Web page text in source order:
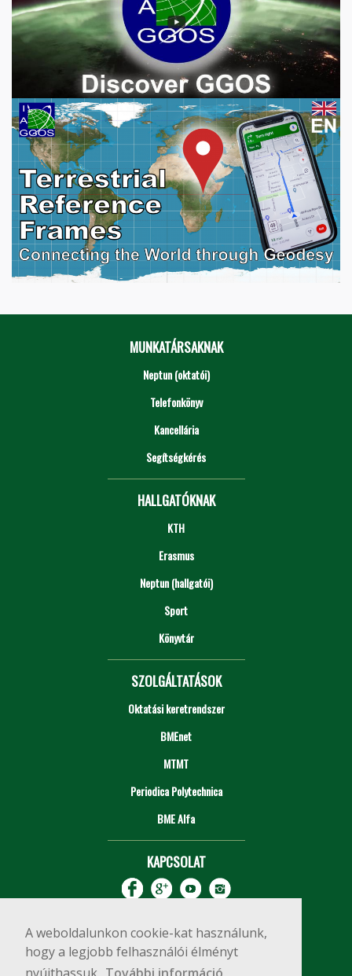
A weboldalunkon cookie-kat használunk,
hogy a legjobb felhasználói élményt
MUNKATÁRSAKNAK
Neptun (oktatói)
Telefonkönyv
Kancellária
Segítségkérés
HALLGATÓKNAK
KTH
Erasmus
Neptun (hallgatói)
Sport
Könyvtár
SZOLGÁLTATÁSOK
Oktatási keretrendszer
BMEnet
MTMT
Periodica Polytechnica
BME Alfa
KAPCSOLAT